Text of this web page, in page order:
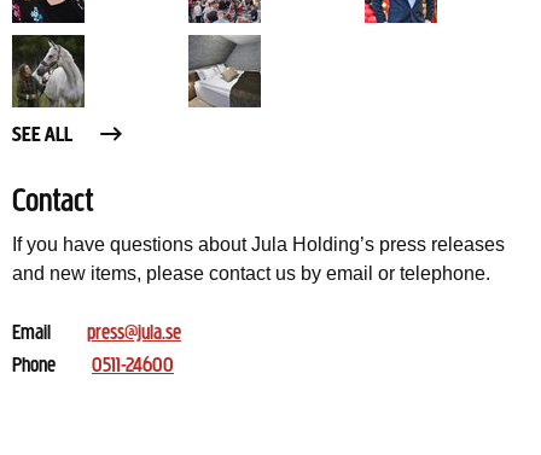
SEE ALL
Contact
If you have questions about Jula Holding’s press releases
and new items, please contact us by email or telephone.
Email
press@jula.se
Phone
0511-24600